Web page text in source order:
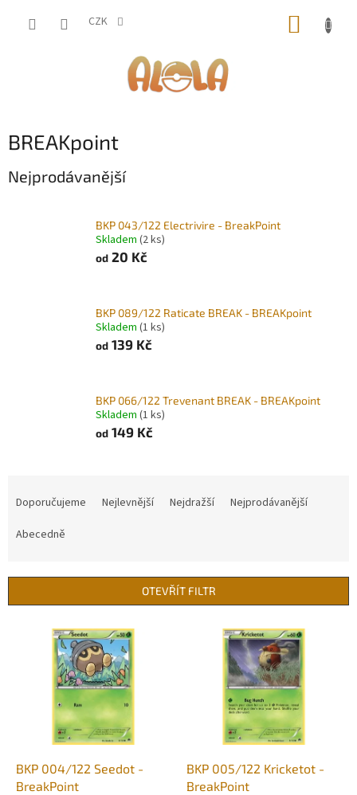
CZK
BREAKpoint
Nejprodávanější
BKP 043/122 Electrivire - BreakPoint
Skladem (2 ks)
od 20 Kč
BKP 089/122 Raticate BREAK - BREAKpoint
Skladem (1 ks)
od 139 Kč
BKP 066/122 Trevenant BREAK - BREAKpoint
Skladem (1 ks)
od 149 Kč
r
Doporučujeme Nejlevnější Nejdražší
Nejprodávanější
Abecedně
OTEVŘÍT FILTR
BKP 004/122 Seedot -
BreakPoint
BKP 005/122 Kricketot -
BreakPoint